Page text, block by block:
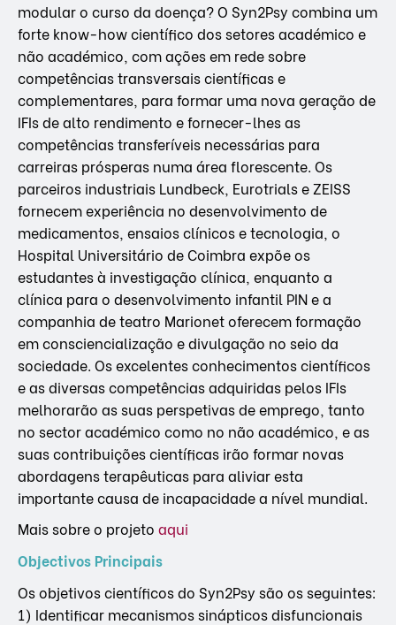
modular o curso da doença? O Syn2Psy combina um
forte know-how científico dos setores académico e
não académico, com ações em rede sobre
competências transversais científicas e
complementares, para formar uma nova geração de
IFIs de alto rendimento e fornecer-lhes as
competências transferíveis necessárias para
carreiras prósperas numa área florescente. Os
parceiros industriais Lundbeck, Eurotrials e ZEISS
fornecem experiência no desenvolvimento de
medicamentos, ensaios clínicos e tecnologia, o
Hospital Universitário de Coimbra expõe os
estudantes à investigação clínica, enquanto a
clínica para o desenvolvimento infantil PIN e a
companhia de teatro Marionet oferecem formação
em consciencialização e divulgação no seio da
sociedade. Os excelentes conhecimentos científicos
e as diversas competências adquiridas pelos IFIs
melhorarão as suas perspetivas de emprego, tanto
no sector académico como no não académico, e as
suas contribuições científicas irão formar novas
abordagens terapêuticas para aliviar esta
importante causa de incapacidade a nível mundial.
Mais sobre o projeto aqui
Objectivos Principais
Os objetivos científicos do Syn2Psy são os seguintes:
1) Identificar mecanismos sinápticos disfuncionais